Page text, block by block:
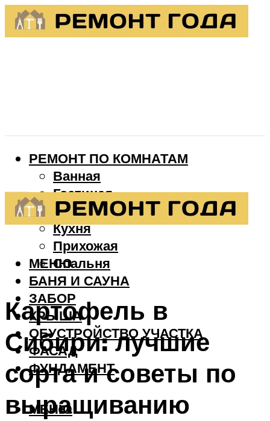
РЕМОНТ ПО КОМНАТАМ
Ванная
Гостиная
Детская
Кухня
Прихожая
Спальня
БАНЯ И САУНА
ЗАБОР
КРЫША
ОБУСТРОЙСТВО УЧАСТКА
ФАСАД
ФУНДАМЕНТ
МЕНЮ
МЕНЮ
Картофель в
Сибири: лучшие
сорта и советы по
выращиванию